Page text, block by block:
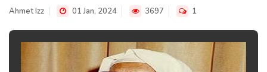
Ahmet Izz 01 Jan, 2024 3697 1